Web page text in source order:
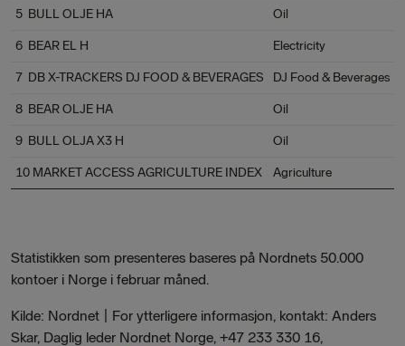
5 BULL OLJE HA Oil
6 BEAR EL H Electricity
7 DB X-TRACKERS DJ FOOD & BEVERAGES DJ Food & Beverages
8 BEAR OLJE HA Oil
9 BULL OLJA X3 H Oil
10 MARKET ACCESS AGRICULTURE INDEX Agriculture
Statistikken som presenteres baseres på Nordnets 50.000
kontoer i Norge i februar måned.
Kilde: Nordnet | For ytterligere informasjon, kontakt: Anders
Skar, Daglig leder Nordnet Norge, +47 233 330 16,